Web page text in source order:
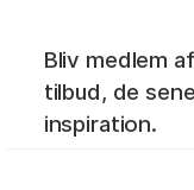
Bliv medlem
tilbud, de
inspiration.